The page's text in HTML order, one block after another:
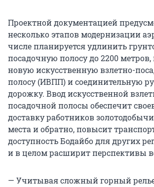
Проектной документацией
несколько этапов модернизации
числе планируется удлинить
посадочную полосу до 2200 метров,
новую искусственную взлетно-
полосу (ИВПП) и соединительную
дорожку. Ввод искусственной
посадочной полосы обеспечит
доставку работников
места и обратно, повысит
доступность Бодайбо для других
и в целом расширит перспективы
— Учитывая сложный горный